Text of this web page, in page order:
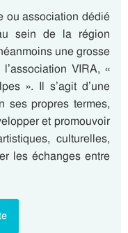
ou association dédié
sein de la région
une grosse
VIRA, «
». Il s’agit d’une
ses propres termes,
et promouvoir
culturelles,
les échanges entre